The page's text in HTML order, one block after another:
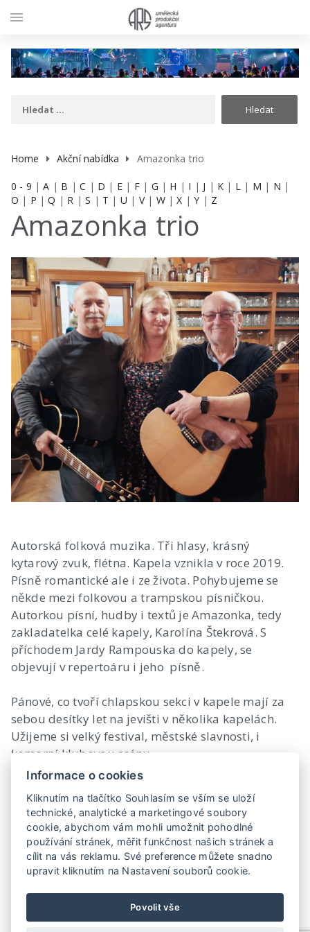
Home Akční nabídka Amazonka trio
0 - 9 |A | B |C | D | E | F| G | H | I | J | K | L | M | N |
O | P |Q | R |S | T | U | V| W|X |Y | Z
Amazonka trio
Autorská folková muzika. Tři hlasy, krásný
kytarový zvuk, flétna. Kapela vznikla v roce 2019.
Písně romantické ale i ze života. Pohybujeme se
někde mezi folkovou a trampskou písničkou.
Autorkou písní, hudby i textů je Amazonka, tedy
zakladatelka celé kapely, Karolína Štekrová. S
příchodem Jardy Rampouska do kapely, se
objevují v repertoáru i jeho písně.
Pánové, co tvoří chlapskou sekci v kapele mají za
sebou desítky let na jevišti v několika kapelách.
Užijeme si velký festival, městské slavnosti, i
komorní klubovou scénu.
https://www.youtube.com/watch?v=qYdbvslYCKw
menu
Informace o cookies
Kliknutím na tlačítko Souhlasím se vším se uloží
technické, analytické a marketingové soubory
cookie, abychom vám mohli umožnit pohodlné
používání stránek, měřit funkčnost našich stránek a
cílit na vás reklamu. Své preference můžete snadno
upravit kliknutím na Nastavení souborů cookie.
Povolit vše